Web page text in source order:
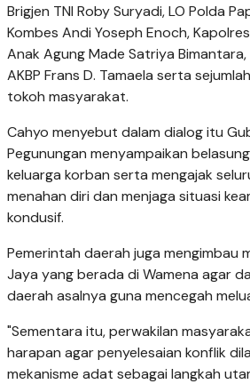
Brigjen TNI Roby Suryadi, LO Polda
Kombes Andi Yoseph Enoch,
Anak Agung Made Satriya
AKBP Frans D. Tamaela serta
tokoh masyarakat.
Cahyo menyebut dalam dialog itu
Pegunungan menyampaikan
keluarga korban serta mengajak
menahan diri dan menjaga situasi
kondusif.
Pemerintah daerah juga mengimbau
Jaya yang berada di Wamena agar
daerah asalnya guna mencegah
"Sementara itu, perwakilan
harapan agar penyelesaian konflik
mekanisme adat sebagai langkah